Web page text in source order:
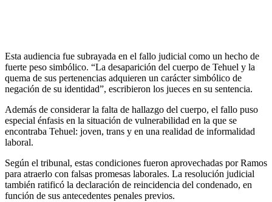
Esta audiencia fue subrayada en el fallo judicial como un hecho de
fuerte peso simbólico. “La desaparición del cuerpo de Tehuel y la
quema de sus pertenencias adquieren un carácter simbólico de
negación de su identidad”, escribieron los jueces en su sentencia.
Además de considerar la falta de hallazgo del cuerpo, el fallo puso
especial énfasis en la situación de vulnerabilidad en la que se
encontraba Tehuel: joven, trans y en una realidad de informalidad
laboral.
Según el tribunal, estas condiciones fueron aprovechadas por Ramos
para atraerlo con falsas promesas laborales. La resolución judicial
también ratificó la declaración de reincidencia del condenado, en
función de sus antecedentes penales previos.